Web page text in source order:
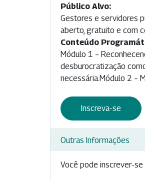
Público Alvo:
Gestores e servidores
aberto, gratuito e com
Conteúdo
Módulo 1 –
desburocratização
necessária.Módulo 2 –
essenciais para a
processoMódulo 3 –
no processo de abertura
4 – Propondo o redesenho do
Inscreva-se
Outras Informações
Você pode inscrever-